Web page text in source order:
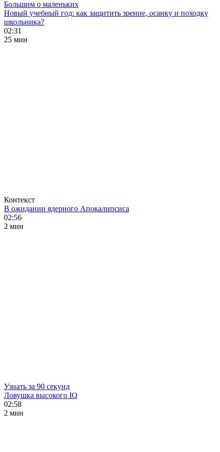
Большим о маленьких
Новый учебный год: как защитить зрение, осанку и походку
школьника?
02:31
25 мин
Контекст
В ожидании ядерного Апокалипсиса
02:56
2 мин
Узнать за 90 секунд
Ловушка высокого IQ
02:58
2 мин